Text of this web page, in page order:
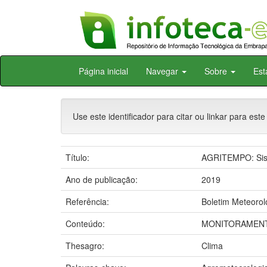
Skip
Página inicial Navegar Sobre
Use este identificador para citar ou linkar para
Título:
AGRITEMPO:
Ano de publicação:
2019
Referência:
Boletim
Conteúdo:
Thesagro:
Clima